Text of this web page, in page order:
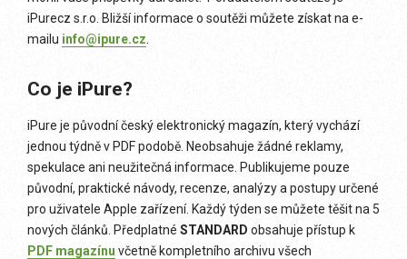
iPurecz s.r.o. Bližší informace o soutěži můžete získat na e-
mailu info@ipure.cz
Co je iPure?
iPure je původní český elektronický magazín, který vychází
jednou týdně v PDF podobě. Neobsahuje žádné reklamy,
spekulace ani neužitečná informace. Publikujeme pouze
původní, praktické návody, recenze, analýzy a postupy určené
pro uživatele Apple zařízení. Každý týden se můžete těšit na 5
nových článků. Předplatné STANDARD obsahuje přístup k
PDF magazínu včetně kompletního archivu všech